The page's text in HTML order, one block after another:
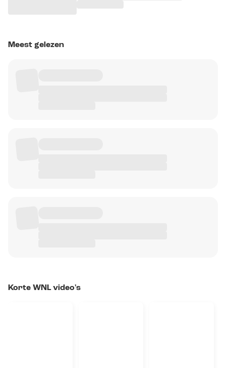
Meest gelezen
Korte WNL video's